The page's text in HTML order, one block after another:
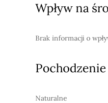
Wpływ na
Brak informacji o
Pochodzenie
Naturalne